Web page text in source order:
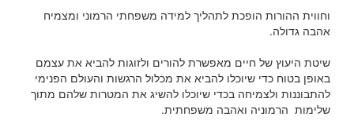
וחווית ההורות הופכת לתהליך למידה משפחתי הרמוני ומצמיח
אהבה גדולה.
שיטת היעוץ של חיים מאפשרת להורים ולזוגות להביא את עצמם
באופן בטוח כדי שיוכלו להביא את מכלול הרגשות והעולם הפנימי
להתבוננות ולצמיחה בכדי שיוכלו להשיג את המטרות שלהם מתוך
שלימות הרמוניה ואהבה משפחתית.